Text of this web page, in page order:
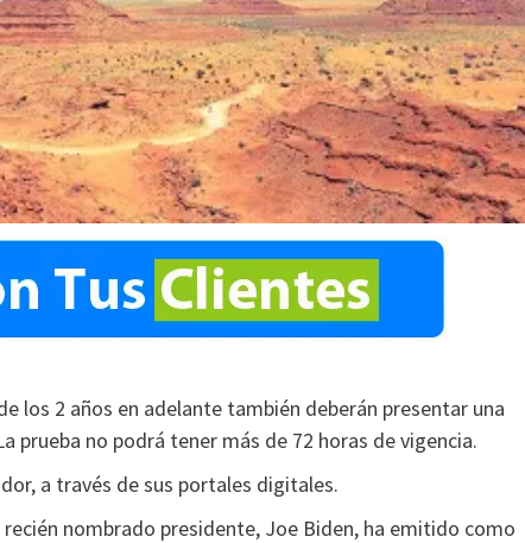
los 2 años en adelante también deberán presentar una
prueba no podrá tener más de 72 horas de vigencia.
a través de sus portales digitales.
nombrado presidente, Joe Biden, ha emitido como